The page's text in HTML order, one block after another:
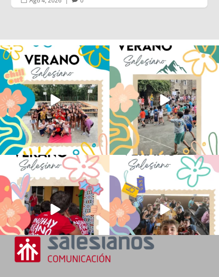
Los alumnos de 6º de Primaria, 1º y 2º
de la ESO...
145 2
La diversión y la alegría también se han
sentido...
93 0
No hay verano sin que sea Salesiano ❤️
💫 en Luz 4
...
0
viviendo la alegría en el campamento
...